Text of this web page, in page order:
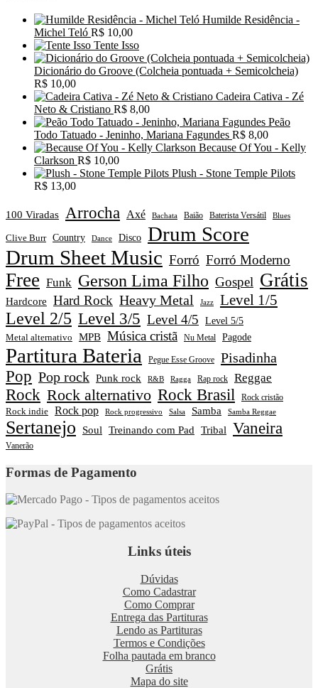
Humilde Residência -
Michel Teló R$ 10,00
Tente Isso
Dicionário do Groove (Colcheia pontuada + Semicolcheia)
R$ 10,00
Cadeira Cativa - Zé
Neto & Cristiano R$ 8,00
Peão
Todo Tatuado - Jeninho, Mariana Fagundes R$ 8,00
Because Of You - Kelly
Clarkson R$ 10,00
Plush - Stone Temple Pilots
R$ 13,00
100 Viradas Arrocha Axé Bachata Baião Baterista Versátil Blues
Clive Burr Country Dance Disco Drum Score
Drum Sheet Music Forró Forró Moderno
Free Funk Gerson Lima Filho Gospel Grátis
Hardcore Hard Rock Heavy Metal Jazz Level 1/5
Level 2/5 Level 3/5 Level 4/5 Level 5/5
Metal alternativo MPB Música cristã Nu Metal Pagode
Partitura Bateria Pegue Esse Groove Pisadinha
Pop Pop rock Punk rock R&B Ragga Rap rock Reggae
Rock Rock alternativo Rock Brasil Rock cristão
Rock indie Rock pop Rock progressivo Salsa Samba Samba Reggae
Sertanejo Soul Treinando com Pad Tribal Vaneira
Vanerão
Formas de Pagamento
Links úteis
Dúvidas
Como Cadastrar
Como Comprar
Entrega das Partituras
Lendo as Partituras
Termos e Condições
Folha pautada em branco
Grátis
Mapa do site